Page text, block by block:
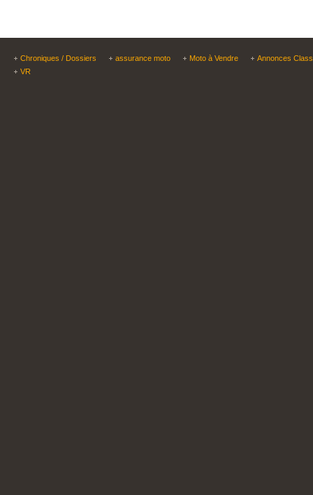
Chroniques / Dossiers assurance moto Moto à Vendre
Annonces
VR